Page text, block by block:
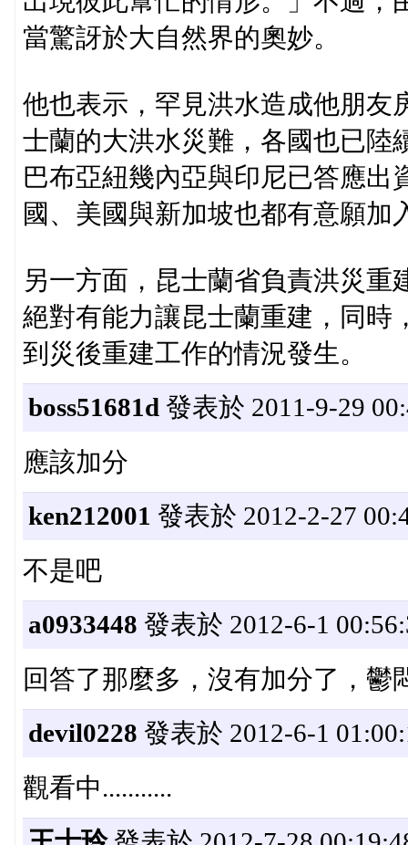
當驚訝於大自然界的奧妙。
他也表示，罕見洪水造成他朋友
士蘭的大洪水災難，各國也已陸
巴布亞紐幾內亞與印尼已答應出
國、美國與新加坡也都有意願
另一方面，昆士蘭省負責洪災重
絕對有能力讓昆士蘭重建，同時
到災後重建工作的情況發生。
boss51681d 發表於 2011-9-29
應該加分
ken212001 發表於 2012-2-27
不是吧
a0933448 發表於 2012-6-1
回答了那麼多，沒有加分了，鬱
devil0228 發表於 2012-6-1
觀看中...........